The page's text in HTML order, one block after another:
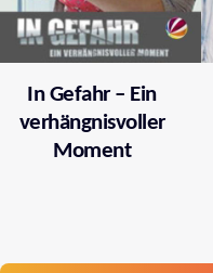
In Gefahr – Ein
verhängnisvoller
Moment